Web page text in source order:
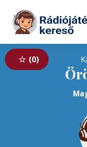
Tovább a tartalomhoz
0